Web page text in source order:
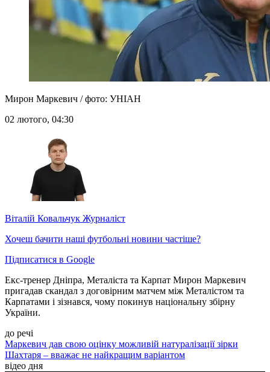
Мирон Маркевич / фото: УНІАН
02 лютого, 04:30
Віталій Ковальчук Журналіст
Хочеш бачити наші футбольні новини частіше?
Підписатися в Google
Екс-тренер Дніпра, Металіста та Карпат Мирон Маркевич
пригадав скандал з договірним матчем між Металістом та
Карпатами і зізнався, чому покинув національну збірну
України.
до речі
Маркевич дав свою оцінку можливій натуралізації зірки
Шахтаря – вважає не найкращим варіантом
відео дня